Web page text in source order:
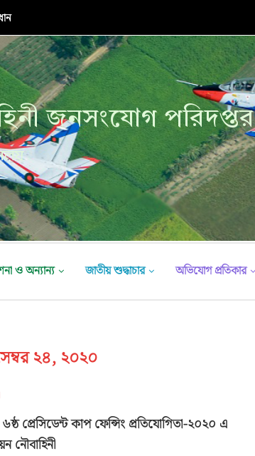
জনসংযোগ পরিদপ্তর
ও অন্যান্য জাতীয় শুদ্ধাচার অভিযোগ প্রতিকার
২৪, ২০২০
৬ষ্ঠ প্রেসিডেন্ট কাপ ফেন্সিং প্রতিযোগিতা-২০২০ এ
নৌবাহিনী